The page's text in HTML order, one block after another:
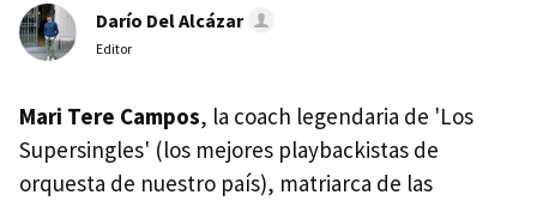
Darío Del Alcázar
Editor
Mari Tere Campos, la coach legendaria de 'Los
Supersingles' (los mejores playbackistas de
orquesta de nuestro país), matriarca de las